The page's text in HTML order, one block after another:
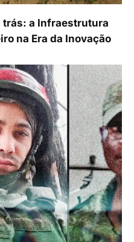
a Infraestrutura
na Era da Inovação